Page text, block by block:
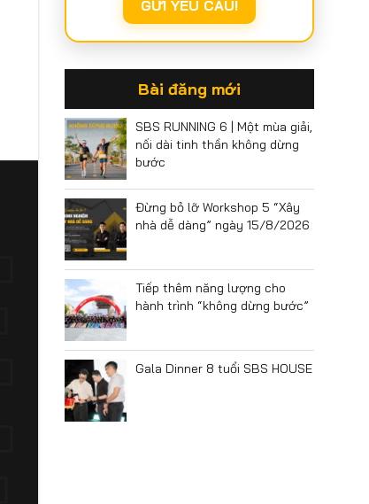
Bài đăng mới
SBS RUNNING 6 | Một mùa giải,
nối dài tinh thần không dừng
bước
Đừng bỏ lỡ Workshop 5 “Xây
nhà dễ dàng” ngày 15/8/2026
Tiếp thêm năng lượng cho
hành trình “không dừng bước”
Gala Dinner 8 tuổi SBS HOUSE